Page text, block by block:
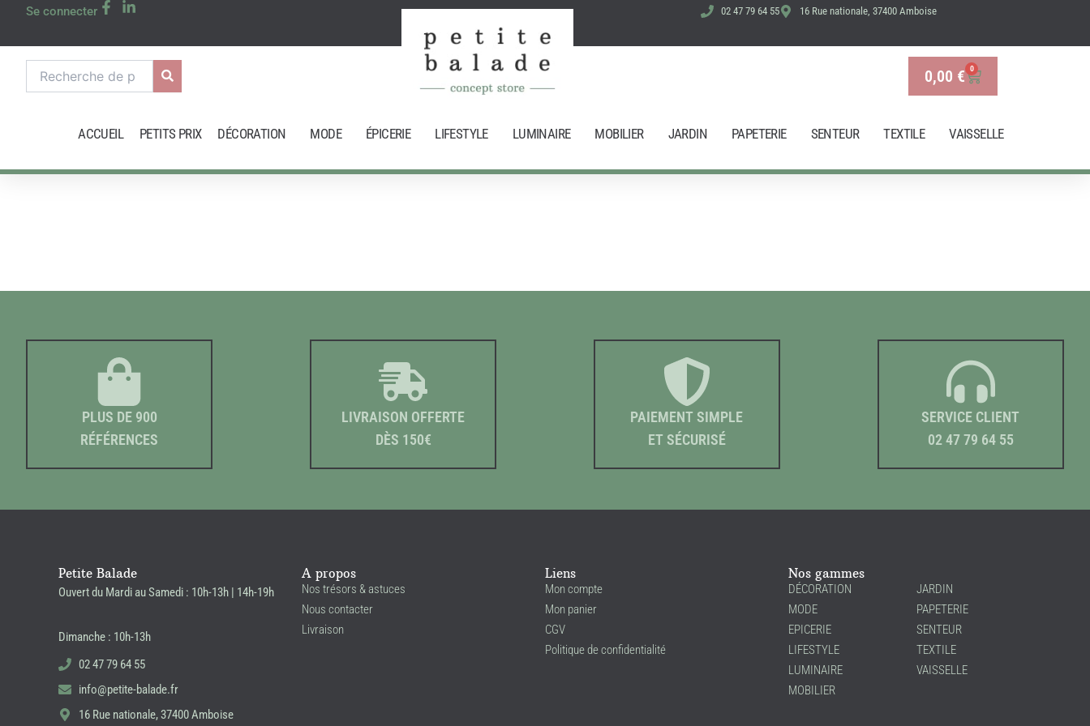
Se connecter 02 47 79 64 55 16 Rue nationale, 37400 Amboise
pour :
0,00 € 0
Panier
ACCUEIL PETITS PRIX DÉCORATION MODE ÉPICERIE LIFESTYLE LUMINAIRE MOBILIER JARDIN PAPETERIE SENTEUR TEXTILE VAISSELLE
PLUS DE 900
RÉFÉRENCES
LIVRAISON OFFERTE
DÈS 150€
PAIEMENT SIMPLE
ET SÉCURISÉ
SERVICE CLIENT
02 47 79 64 55
Petite Balade
Ouvert du Mardi au Samedi : 10h-13h | 14h-19h
Dimanche : 10h-13h
02 47 79 64 55
info@petite-balade.fr
16 Rue nationale, 37400 Amboise
A propos
Nos trésors & astuces
Nous contacter
Livraison
Liens
Mon compte
Mon panier
CGV
Politique de confidentialité
Nos gammes
DÉCORATION
MODE
EPICERIE
LIFESTYLE
LUMINAIRE
MOBILIER
JARDIN
PAPETERIE
SENTEUR
TEXTILE
VAISSELLE